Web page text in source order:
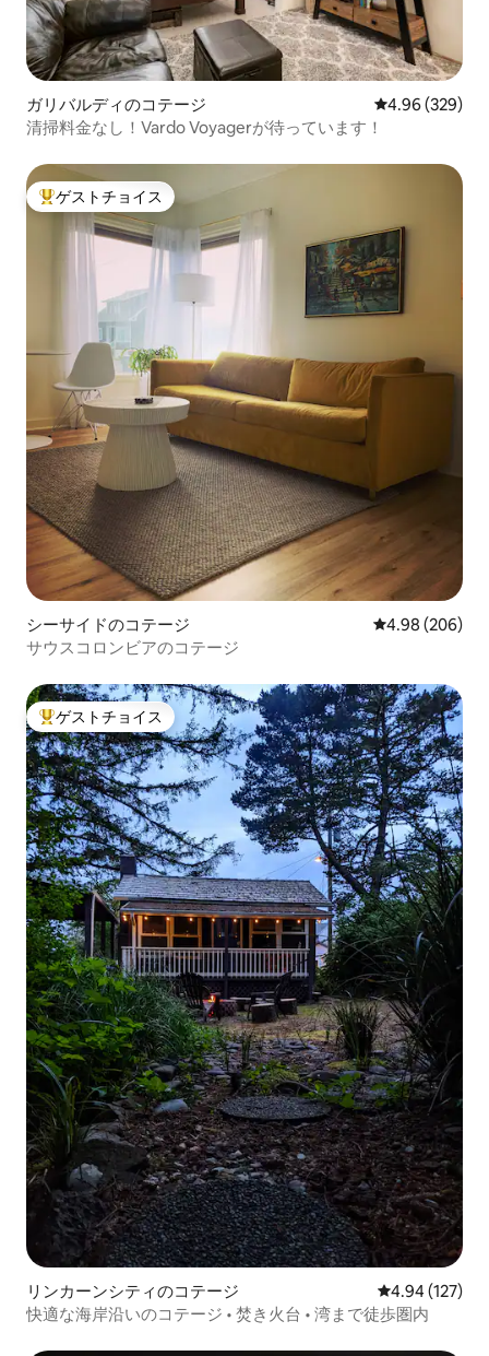
ガリバルディのコテージ レビュー329
4.96 (329)
清掃料金なし！Vardo Voyagerが待っています！
大好評のゲストチョイスです。
ゲストチョイス
シーサイドのコテージ レビュー206
4.98 (206)
サウスコロンビアのコテージ
大好評のゲストチョイスです。
ゲストチョイス
リンカーンシティのコテージ レビュー127
4.94 (127)
快適な海岸沿いのコテージ • 焚き火台 • 湾まで徒歩圏内